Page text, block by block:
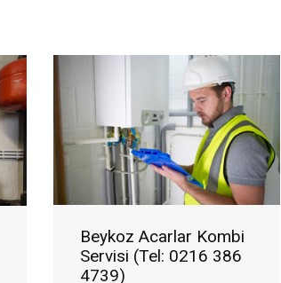
Beykoz Acarlar Kombi
Servisi (Tel: 0216 386
4739)